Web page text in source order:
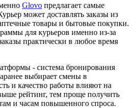
Glovo предлагает самые
может доставлять заказы из
товары и бытовые покупки.
для курьеров именно из-за
практически в любое время
- система бронирования
выбирает смены в
и качество работы влияют на
рейтинг, тем проще получить
и часам повышенного спроса.